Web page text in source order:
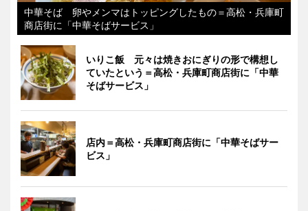
中華そば 卵やメンマはトッピングしたもの＝高松・兵庫町
商店街に「中華そばサービス」
いりこ飯 元々は焼きおにぎりの形で構想し
ていたという＝高松・兵庫町商店街に「中華
そばサービス」
店内＝高松・兵庫町商店街に「中華そばサー
ビス」